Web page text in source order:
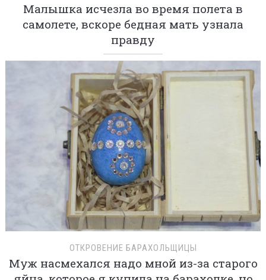
Малышка исчезла во время полета в
самолете, вскоре бедная мать узнала
правду
ОТКРОВЕНИЕ БАРАХОЛЬЩИЦЫ
Муж насмехался надо мной из-за старого